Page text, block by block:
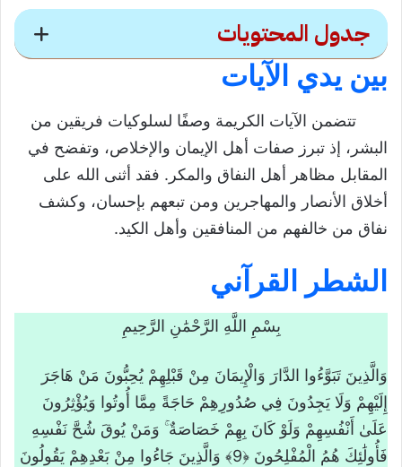
جدول المحتويات
الشطر الثاني من سورة
الحشر من الآية 6 إلى 17
بين يدي الآيات
الشطر القرآني
الأداء الصوتي
القاعدة التجويدية (الإدغام)
أسباب النزول
قاموس المفاهيم
المعاني الجزئية للشطر القرآني
الدروس والعبر المستفادة من الشطر
تحميل درس الشطر الثاني من سورة الحشر
بين يدي الآيات
تتضمن الآيات الكريمة وصفًا لسلوكيات فريقين من
البشر، إذ تبرز صفات أهل الإيمان والإخلاص، وتفضح في
المقابل مظاهر أهل النفاق والمكر. فقد أثنى الله على
أخلاق الأنصار والمهاجرين ومن تبعهم بإحسان، وكشف
نفاق من خالفهم من المنافقين وأهل الكيد.
الشطر القرآني
بِسْمِ اللَّهِ الرَّحْمَٰنِ الرَّحِيمِ
وَالَّذِينَ تَبَوَّءُوا الدَّارَ وَالْإِيمَانَ مِنْ قَبْلِهِمْ يُحِبُّونَ مَنْ هَاجَرَ
إِلَيْهِمْ وَلَا يَجِدُونَ فِي صُدُورِهِمْ حَاجَةً مِمَّا أُوتُوا وَيُؤْثِرُونَ
عَلَىٰ أَنْفُسِهِمْ وَلَوْ كَانَ بِهِمْ خَصَاصَةٌ ۚ وَمَنْ يُوقَ شُحَّ نَفْسِهِ
فَأُولَٰئِكَ هُمُ الْمُفْلِحُونَ ﴿9﴾ وَالَّذِينَ جَاءُوا مِنْ بَعْدِهِمْ يَقُولُونَ